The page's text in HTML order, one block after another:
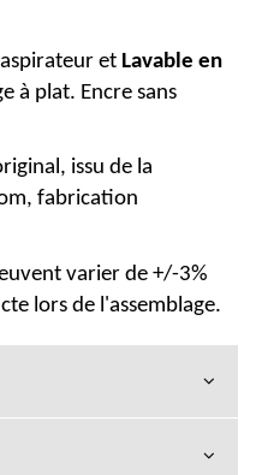
et Lavable en
à plat. Encre sans
issu de la
fabrication
varier de +/-3%
lors de l'assemblage.